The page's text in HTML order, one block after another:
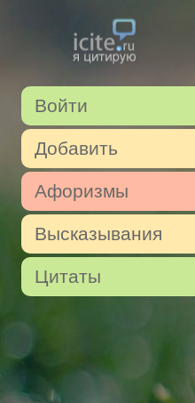
Войти
Добавить
Афоризмы
Высказывания
Цитаты